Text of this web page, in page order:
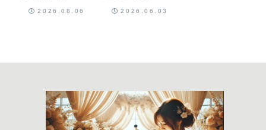
2026.08.06 2026.06.03